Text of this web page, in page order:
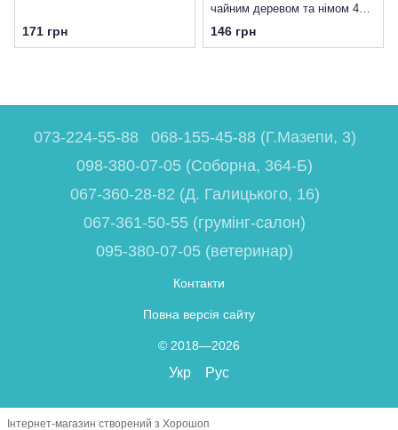
171 грн
чайним деревом та німом 40
шт
146 грн
073-224-55-88
068-155-45-88 (Г.Мазепи, 3)
098-380-07-05 (Соборна, 364-Б)
067-360-28-82 (Д. Галицького, 16)
067-361-50-55 (грумінг-салон)
095-380-07-05 (ветеринар)
Контакти
Повна версія сайту
© 2018—2026
Укр Рус
Інтернет-магазин створений з Хорошоп